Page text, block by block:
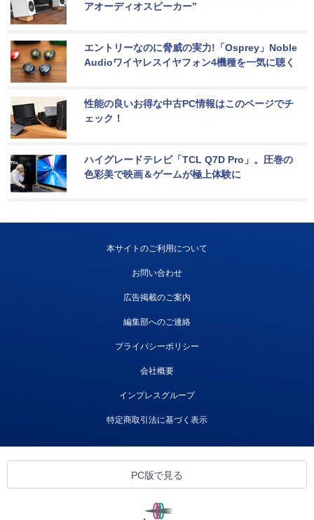
アオーディオスピーカー”
エントリーなのに脅威の実力!「Osprey」Noble
Audioワイヤレスイヤフォン4機種を一気に聴く
性能の良いお得な中古PC情報はこのページでチ
ェック！
ハイグレードテレビ「TCL Q7D Pro」。圧巻の
色彩美で映画＆ゲームが極上体験に
本サイトのご利用について
お問い合わせ
広告掲載のご案内
編集部へのご連絡
プライバシーポリシー
会社概要
インプレスグループ
特定商取引法に基づく表示
PC版で見る